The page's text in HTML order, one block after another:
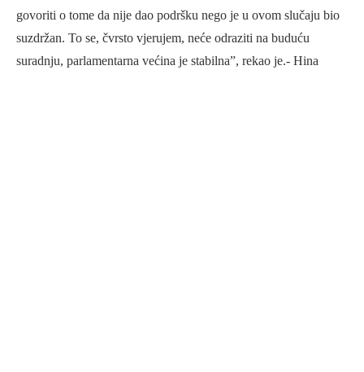
govoriti o tome da nije dao podršku nego je u ovom slučaju bio
suzdržan. To se, čvrsto vjerujem, neće odraziti na buduću
suradnju, parlamentarna većina je stabilna”, rekao je.- Hina